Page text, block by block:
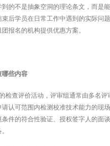
的不是抽象空洞的理论条文，而是
后学员在日常工作中遇到的实际问
报名的机构提供优惠方案。
哪些内容
检查评价活动，评审组通常由多名
认可范围内检测校准技术能力的现
件的符合性验证、授权签字人的